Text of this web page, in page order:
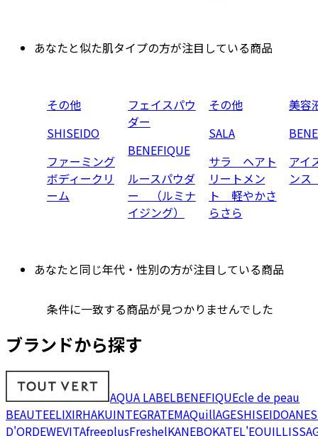
あなたと似た肌タイプの方が注目している商品
その他
SHISEIDO
ファーミング
ボディークリ
ーム
フェイスパウ
ダー
BENEFIQUE
ルースパウダ
ー （ルミナ
イジング）
その他
SALA
サラ ヘアト
リートメン
ト 軽やかさ
らさら
美容
アイ
ン
あなたと同じ年代・性別の方が注目している商品
条件に一致する商品が見つかりませんでした
ブランドから探す
AQUA LABELBENEFIQUEcle de peau
BEAUTEELIXIRHAKUINTEGRATEMAQuillAGESHISEIDO
D'ORDEWEVITAfreeplusFreshelKANEBOKATEL'EQUIL